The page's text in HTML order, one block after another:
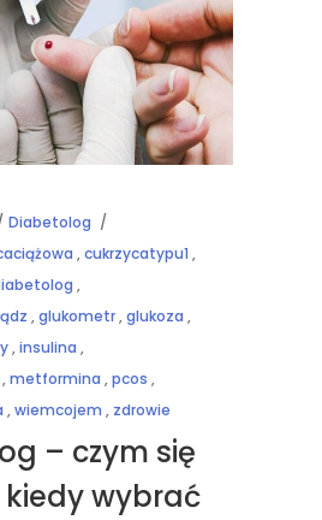
Diabetolog
,cukrzycatypu1 ,
,
,glukometr,glukoza ,
,insulina ,
,metformina ,pcos ,
,wiemcojem , zdrowie
– czym się
kiedy wybrać